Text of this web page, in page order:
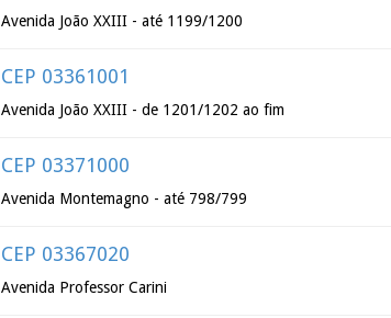
Avenida João XXIII - até 1199/1200
CEP 03361001
Avenida João XXIII - de 1201/1202 ao fim
CEP 03371000
Avenida Montemagno - até 798/799
CEP 03367020
Avenida Professor Carini